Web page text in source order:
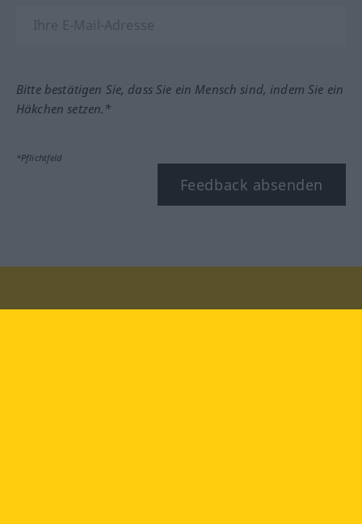
Bitte bestätigen Sie, dass Sie ein Mensch sind, indem Sie ein
Häkchen setzen.*
*Pflichtfeld
Feedback absenden
Besuchen Sie uns auf: